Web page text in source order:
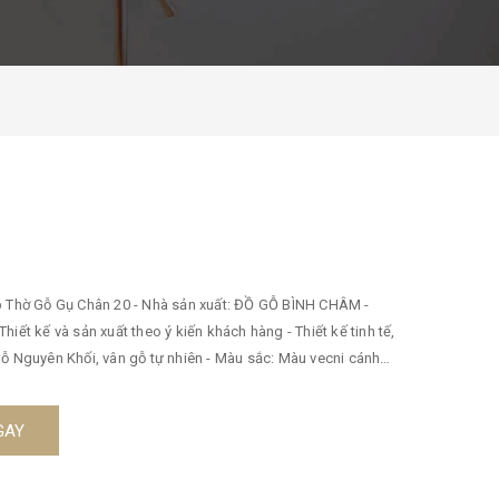
Gỗ Gụ Chân 20 - Nhà sản xuất: ĐỒ GỖ BÌNH CHÂM -
kế và sản xuất theo ý kiến khách hàng - Thiết kế tinh tế,
Khối, vân gỗ tự nhiên - Màu sắc: Màu vecni cánh